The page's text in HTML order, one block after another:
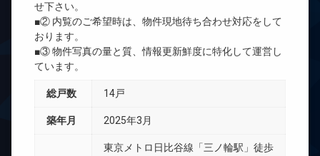
せ下さい。
■② 内覧のご希望時は、物件現地待ち合わせ対応をして
おります。
■③ 物件写真の量と質、情報更新鮮度に特化して運営し
ています。
総戸数 14戸
築年月 2025年3月
東京メトロ日比谷線「三ノ輪駅」徒歩